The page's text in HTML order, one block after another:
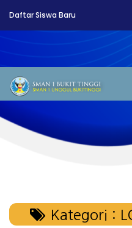
Daftar Siswa Baru
Kategori :